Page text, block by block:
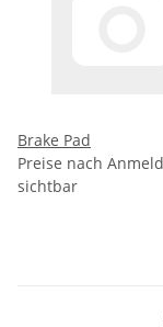
Brake Pad
Preise nach
sichtbar